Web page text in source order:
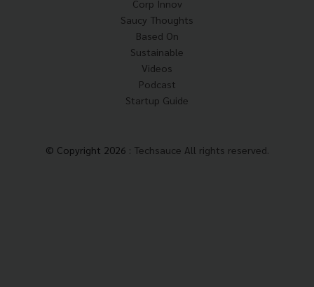
Corp Innov
Saucy Thoughts
Based On
Sustainable
Videos
Podcast
Startup Guide
© Copyright 2026 : Techsauce All rights reserved.